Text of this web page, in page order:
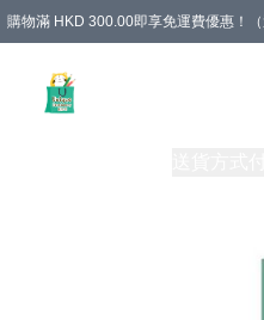
購物滿 HKD 300.00即享免運費優惠！